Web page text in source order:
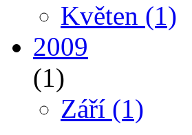
Květen (1)
2009
(1)
Září (1)